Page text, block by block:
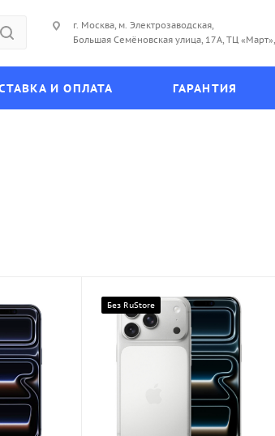
г. Москва, м. Электрозаводская,
Большая Семёновская улица, 17А, ТЦ
И ОПЛАТА ГАРАНТИЯ
Без RuStore